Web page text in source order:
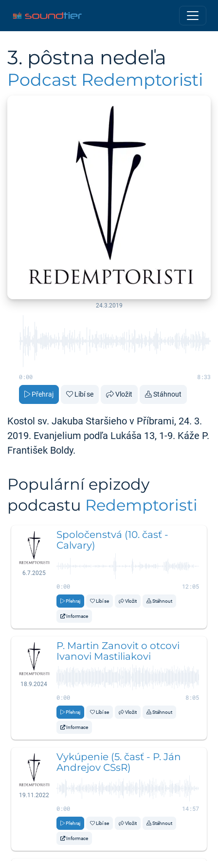
3. pôstna nedeľa
Podcast Redemptoristi
24.3.2019
0:00 8:33
Přehraj Líbí se Vložit Stáhnout
Kostol sv. Jakuba Staršieho v Příbrami, 24. 3.
2019. Evanjelium podľa Lukáša 13, 1-9. Káže P.
František Boldy.
Populární epizody
podcastu Redemptoristi
6.7.2025
Spoločenstvá (10. časť -
Calvary)
0:00 12:05
Přehraj Líbí se Vložit Stáhnout
Informace
18.9.2024
P. Martin Zanovit o otcovi
Ivanovi Mastiliakovi
0:00 8:05
Přehraj Líbí se Vložit Stáhnout
Informace
19.11.2022
Vykúpenie (5. časť - P. Ján
Andrejov CSsR)
0:00 14:57
Přehraj Líbí se Vložit Stáhnout
Informace